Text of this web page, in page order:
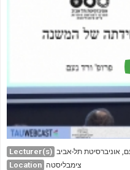
Lecturer(s) אוניברסיטת תל-אביב
Location צימבליסטה